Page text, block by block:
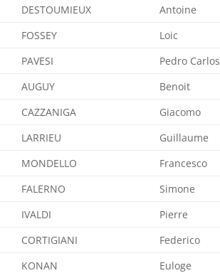
DESTOUMIEUX Antoine
FOSSEY Loic
PAVESI Pedro Carlos
AUGUY Benoit
CAZZANIGA Giacomo
LARRIEU Guillaume
MONDELLO Francesco
FALERNO Simone
IVALDI Pierre
CORTIGIANI Federico
KONAN Euloge